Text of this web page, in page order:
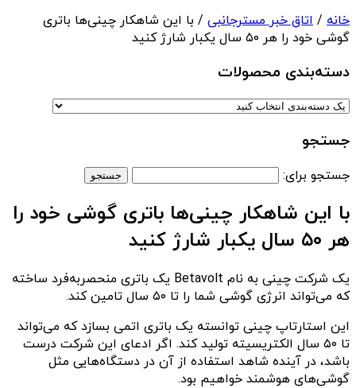
خانه / اتاق خبر مسترجانبی / با این شاهکار چینی‌ها باتری
گوشی خود را هر ۵۰ سال یکبار شارژ کنید
دسته‌بندی‌ محصولات
جستجو
جستجو برای:
با این شاهکار چینی‌ها باتری گوشی خود را
هر ۵۰ سال یکبار شارژ کنید
یک شرکت چینی به نام Betavolt یک باتری منحصربه‌فرد ساخته
که می‌تواند انرژی گوشی شما را تا ۵۰ سال تامین کند.
این استارتاپ چینی توانسته یک باتری اتمی بسازد که می‌تواند
تا ۵۰ سال الکتریسیته تولید کند. اگر ادعای این شرکت درست
باشد، در آینده شاهد استفاده از آن در دستگاه‌هایی مثل
گوشی‌های هوشمند خواهیم بود.